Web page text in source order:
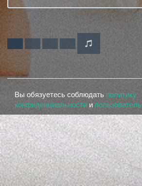
Вы обязуетесь соблюдать политику
конфиденциальности и